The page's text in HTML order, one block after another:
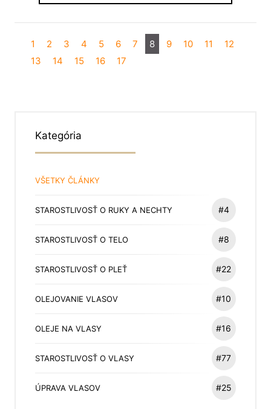
1 2 3 4 5 6 7 8 9 10 11
12
13
14 15 16 17
Kategória
VŠETKY ČLÁNKY
STAROSTLIVOSŤ O RUKY A NECHTY #4
STAROSTLIVOSŤ O TELO #8
STAROSTLIVOSŤ O PLEŤ #22
OLEJOVANIE VLASOV #10
OLEJE NA VLASY #16
STAROSTLIVOSŤ O VLASY #77
ÚPRAVA VLASOV #25